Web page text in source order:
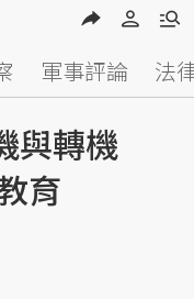
軍事評論 法
與轉機
育